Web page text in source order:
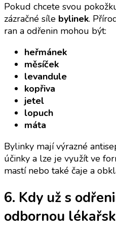
Pokud chcete svou
zázračné síle bylinek.
ran a odřenin mohou být:
heřmánek
měsíček
levandule
kopřiva
jetel
lopuch
máta
Bylinky mají výrazné
účinky a lze je využít ve
mastí nebo také čaje a
6. Kdy už s
odbornou